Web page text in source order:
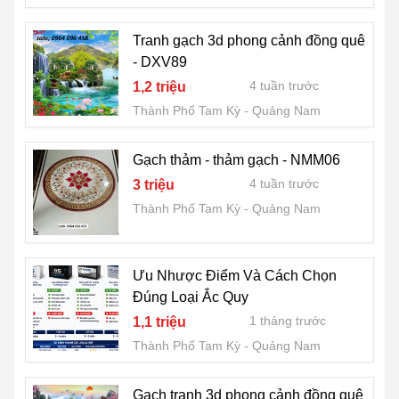
Tranh gạch 3d phong cảnh đồng quê
- DXV89
1,2 triệu
4 tuần trước
Thành Phố Tam Kỳ
Quảng Nam
Gạch thảm - thảm gạch - NMM06
3 triệu
4 tuần trước
Thành Phố Tam Kỳ
Quảng Nam
Ưu Nhược Điểm Và Cách Chọn
Đúng Loại Ắc Quy
1,1 triệu
1 tháng trước
Thành Phố Tam Kỳ
Quảng Nam
Gạch tranh 3d phong cảnh đồng quê